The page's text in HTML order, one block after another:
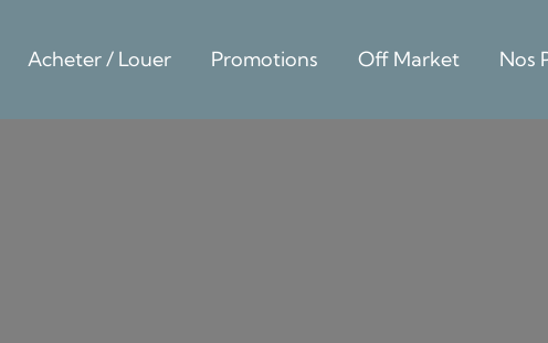
Acheter / Louer Promotions Off Market Nos